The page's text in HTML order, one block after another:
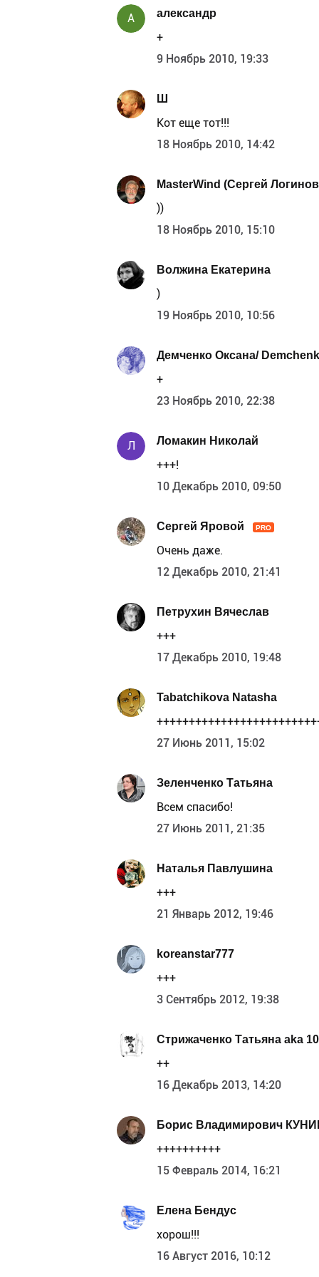
А александр
+
9 Ноябрь 2010, 19:33
Ш
Кот еще тот!!!
18 Ноябрь 2010, 14:42
MasterWind (Сергей
))
18 Ноябрь 2010, 15:10
Волжина Екатерина
)
19 Ноябрь 2010, 10:56
Демченко Оксана/
+
23 Ноябрь 2010, 22:38
Л Ломакин Николай
+++!
10 Декабрь 2010, 09:50
Сергей Яровой PRO
Очень даже.
12 Декабрь 2010, 21:41
Петрухин Вячеслав
+++
17 Декабрь 2010, 19:48
Tabatchikova Natasha
27 Июнь 2011, 15:02
Зеленченко Татьяна
Всем спасибо!
27 Июнь 2011, 21:35
Наталья Павлушина
+++
21 Январь 2012, 19:46
koreanstar777
+++
3 Сентябрь 2012, 19:38
Стрижаченко Татьяна aka
++
16 Декабрь 2013, 14:20
Борис Владимирович
++++++++++
15 Февраль 2014, 16:21
Елена Бендус
хорош!!!
16 Август 2016, 10:12